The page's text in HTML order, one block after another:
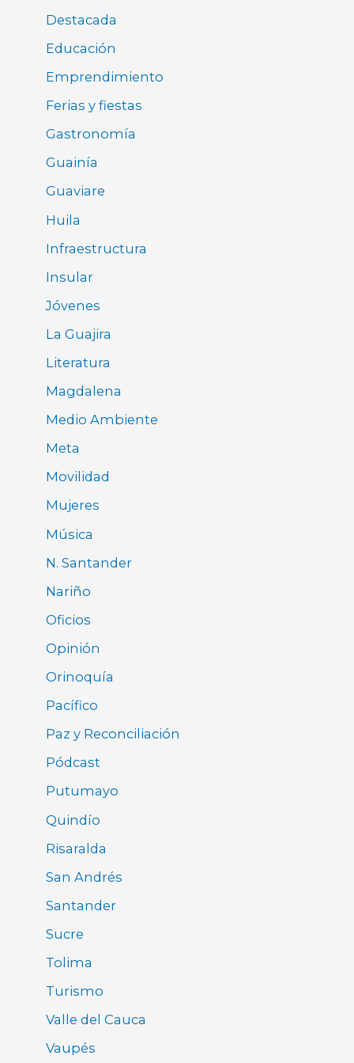
Destacada
Educación
Emprendimiento
Ferias y fiestas
Gastronomía
Guainía
Guaviare
Huila
Infraestructura
Insular
Jóvenes
La Guajira
Literatura
Magdalena
Medio Ambiente
Meta
Movilidad
Mujeres
Música
N. Santander
Nariño
Oficios
Opinión
Orinoquía
Pacífico
Paz y Reconciliación
Pódcast
Putumayo
Quindío
Risaralda
San Andrés
Santander
Sucre
Tolima
Turismo
Valle del Cauca
Vaupés